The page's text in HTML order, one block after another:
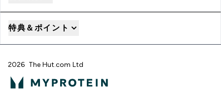
特典＆ポイント
2026 The Hut.com Ltd